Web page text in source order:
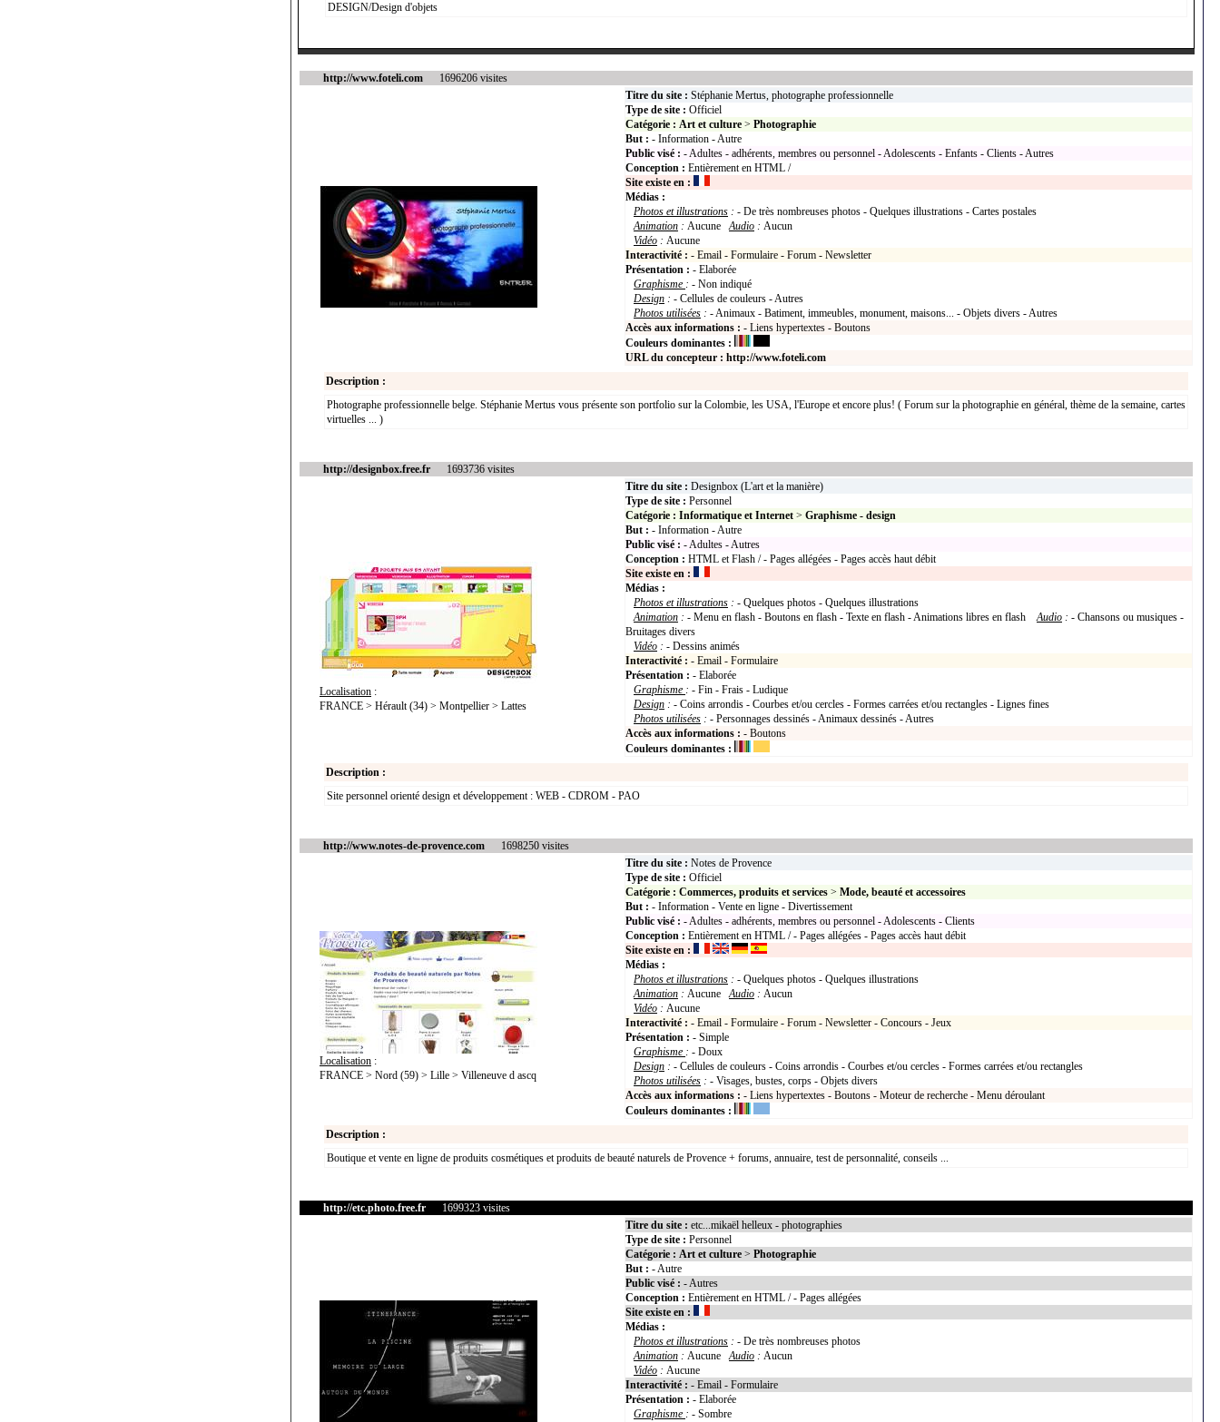
DESIGN/Design d'objets
http://www.foteli.com 1696206 visites
Titre du site : Stéphanie Mertus, photographe professionnelle
Type de site : Officiel
Catégorie : Art et culture > Photographie
But : - Information - Autre
Public visé : - Adultes - adhérents, membres ou personnel - Adolescents - Enfants - Clients - Autres
Conception : Entièrement en HTML /
Site existe en :
Médias :
Photos et illustrations : - De très nombreuses photos - Quelques illustrations - Cartes postales
Animation : AucuneAudio : Aucun
Vidéo : Aucune
Interactivité : - Email - Formulaire - Forum - Newsletter
Présentation : - Elaborée
Graphisme : - Non indiqué
Design : - Cellules de couleurs - Autres
Photos utilisées : - Animaux - Batiment, immeubles, monument, maisons... - Objets divers - Autres
Accès aux informations : - Liens hypertextes - Boutons
Couleurs dominantes :
URL du concepteur : http://www.foteli.com
Description :
Photographe professionnelle belge. Stéphanie Mertus vous présente son portfolio sur la Colombie, les USA, l'Europe et encore plus! ( Forum sur la photographie en général, thème de la semaine, cartes
virtuelles ... )
http://designbox.free.fr 1693736 visites
Localisation :
FRANCE > Hérault (34) > Montpellier > Lattes
Titre du site : Designbox (L'art et la manière)
Type de site : Personnel
Catégorie : Informatique et Internet > Graphisme - design
But : - Information - Autre
Public visé : - Adultes - Autres
Conception : HTML et Flash / - Pages allégées - Pages accès haut débit
Site existe en :
Médias :
Photos et illustrations : - Quelques photos - Quelques illustrations
Animation : - Menu en flash - Boutons en flash - Texte en flash - Animations libres en flashAudio : - Chansons ou musiques -
Bruitages divers
Vidéo : - Dessins animés
Interactivité : - Email - Formulaire
Présentation : - Elaborée
Graphisme : - Fin - Frais - Ludique
Design : - Coins arrondis - Courbes et/ou cercles - Formes carrées et/ou rectangles - Lignes fines
Photos utilisées : - Personnages dessinés - Animaux dessinés - Autres
Accès aux informations : - Boutons
Couleurs dominantes :
Description :
Site personnel orienté design et développement : WEB - CDROM - PAO
http://www.notes-de-provence.com 1698250 visites
Localisation :
FRANCE > Nord (59) > Lille > Villeneuve d ascq
Titre du site : Notes de Provence
Type de site : Officiel
Catégorie : Commerces, produits et services > Mode, beauté et accessoires
But : - Information - Vente en ligne - Divertissement
Public visé : - Adultes - adhérents, membres ou personnel - Adolescents - Clients
Conception : Entièrement en HTML / - Pages allégées - Pages accès haut débit
Site existe en :
Médias :
Photos et illustrations : - Quelques photos - Quelques illustrations
Animation : AucuneAudio : Aucun
Vidéo : Aucune
Interactivité : - Email - Formulaire - Forum - Newsletter - Concours - Jeux
Présentation : - Simple
Graphisme : - Doux
Design : - Cellules de couleurs - Coins arrondis - Courbes et/ou cercles - Formes carrées et/ou rectangles
Photos utilisées : - Visages, bustes, corps - Objets divers
Accès aux informations : - Liens hypertextes - Boutons - Moteur de recherche - Menu déroulant
Couleurs dominantes :
Description :
Boutique et vente en ligne de produits cosmétiques et produits de beauté naturels de Provence + forums, annuaire, test de personnalité, conseils ...
http://etc.photo.free.fr 1699323 visites
Titre du site : etc...mikaël helleux - photographies
Type de site : Personnel
Catégorie : Art et culture > Photographie
But : - Autre
Public visé : - Autres
Conception : Entièrement en HTML / - Pages allégées
Site existe en :
Médias :
Photos et illustrations : - De très nombreuses photos
Animation : AucuneAudio : Aucun
Vidéo : Aucune
Interactivité : - Email - Formulaire
Présentation : - Elaborée
Graphisme : - Sombre